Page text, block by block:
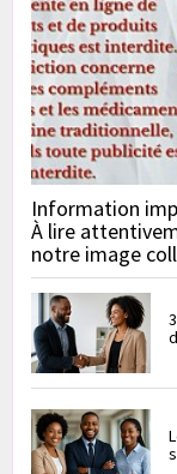
Information
À lire
notre image